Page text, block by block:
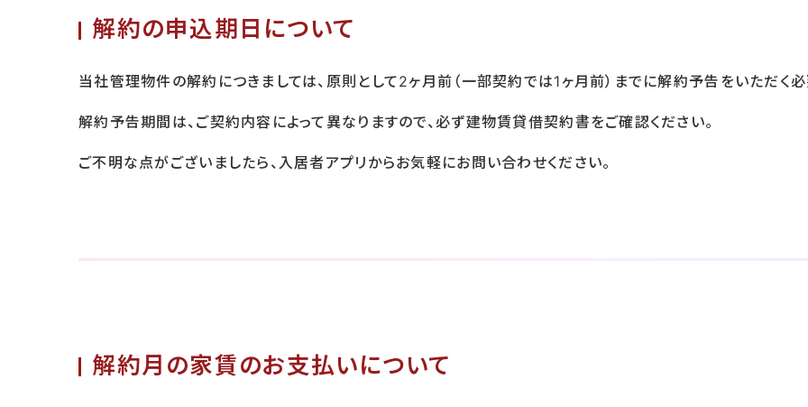
解約の申込期日について
当社管理物件の解約につきましては、原則として2ヶ月前（一部契約では1ヶ月前）までに解約予告をいただく必
解約予告期間は、ご契約内容によって異なりますので、必ず建物賃貸借契約書をご確認ください。
ご不明な点がございましたら、入居者アプリからお気軽にお問い合わせください。
解約月の家賃のお支払いについて